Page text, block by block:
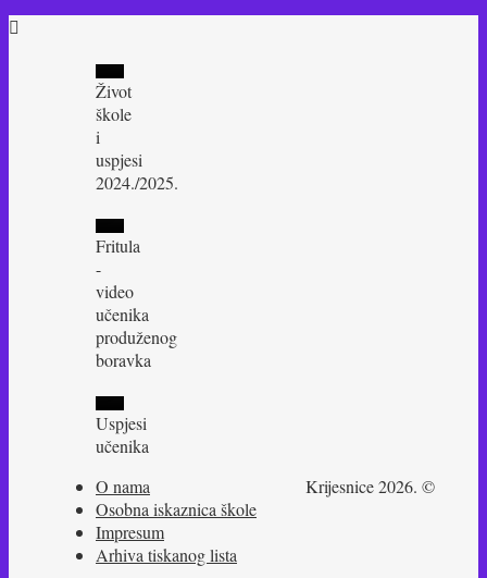
Život
škole
i
uspjesi
2024./2025.
Fritula
-
video
učenika
produženog
boravka
Uspjesi
učenika
Krijesnice 2026. ©
O nama
Osobna iskaznica škole
Impresum
Arhiva tiskanog lista